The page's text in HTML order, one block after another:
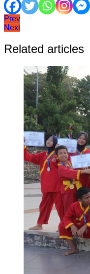
Navigasi
pos
Prev
Next
Related articles